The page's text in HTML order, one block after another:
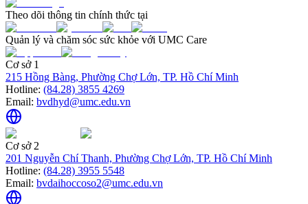
Theo dõi thông tin chính thức tại
Quản lý và chăm sóc sức khỏe với UMC Care
Cơ sở 1
215 Hồng Bàng, Phường Chợ Lớn, TP. Hồ Chí Minh
Hotline: (84.28) 3855 4269
Email: bvdhyd@umc.edu.vn
Cơ sở 2
201 Nguyễn Chí Thanh, Phường Chợ Lớn, TP. Hồ Chí Minh
Hotline: (84.28) 3955 5548
Email: bvdaihoccoso2@umc.edu.vn